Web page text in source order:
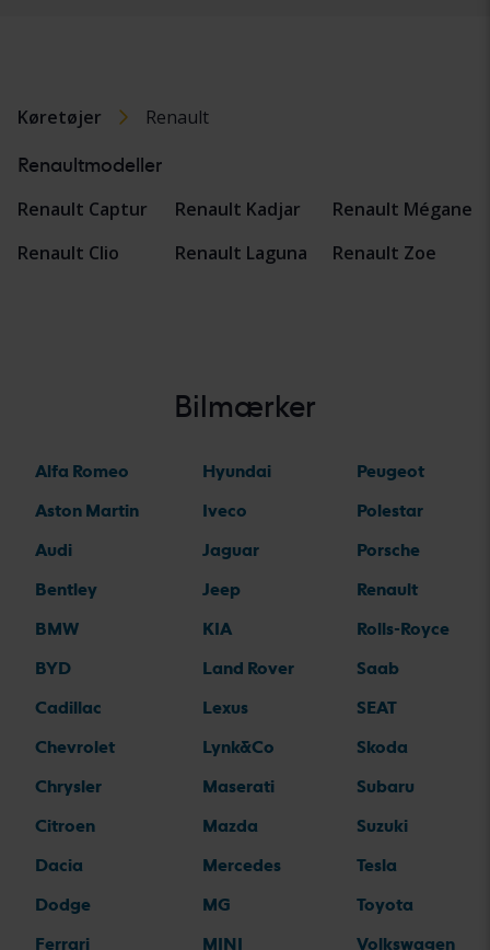
Køretøjer Renault
Renaultmodeller
Renault Captur
Renault Clio
Renault Kadjar
Renault Laguna
Renault Mégane
Renault Zoe
Bilmærker
Alfa Romeo
Aston Martin
Audi
Bentley
BMW
BYD
Cadillac
Chevrolet
Chrysler
Citroen
Dacia
Dodge
Ferrari
Hyundai
Iveco
Jaguar
Jeep
KIA
Land Rover
Lexus
Lynk&Co
Maserati
Mazda
Mercedes
MG
MINI
Peugeot
Polestar
Porsche
Renault
Rolls-Royce
Saab
SEAT
Skoda
Subaru
Suzuki
Tesla
Toyota
Volkswagen